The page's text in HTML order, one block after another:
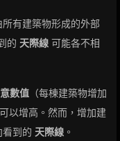
有建築物形成的外部
的 天際線 可能各不相
數值 （每棟建築物增加
以增高。然而，增加建
到的 天際線 。